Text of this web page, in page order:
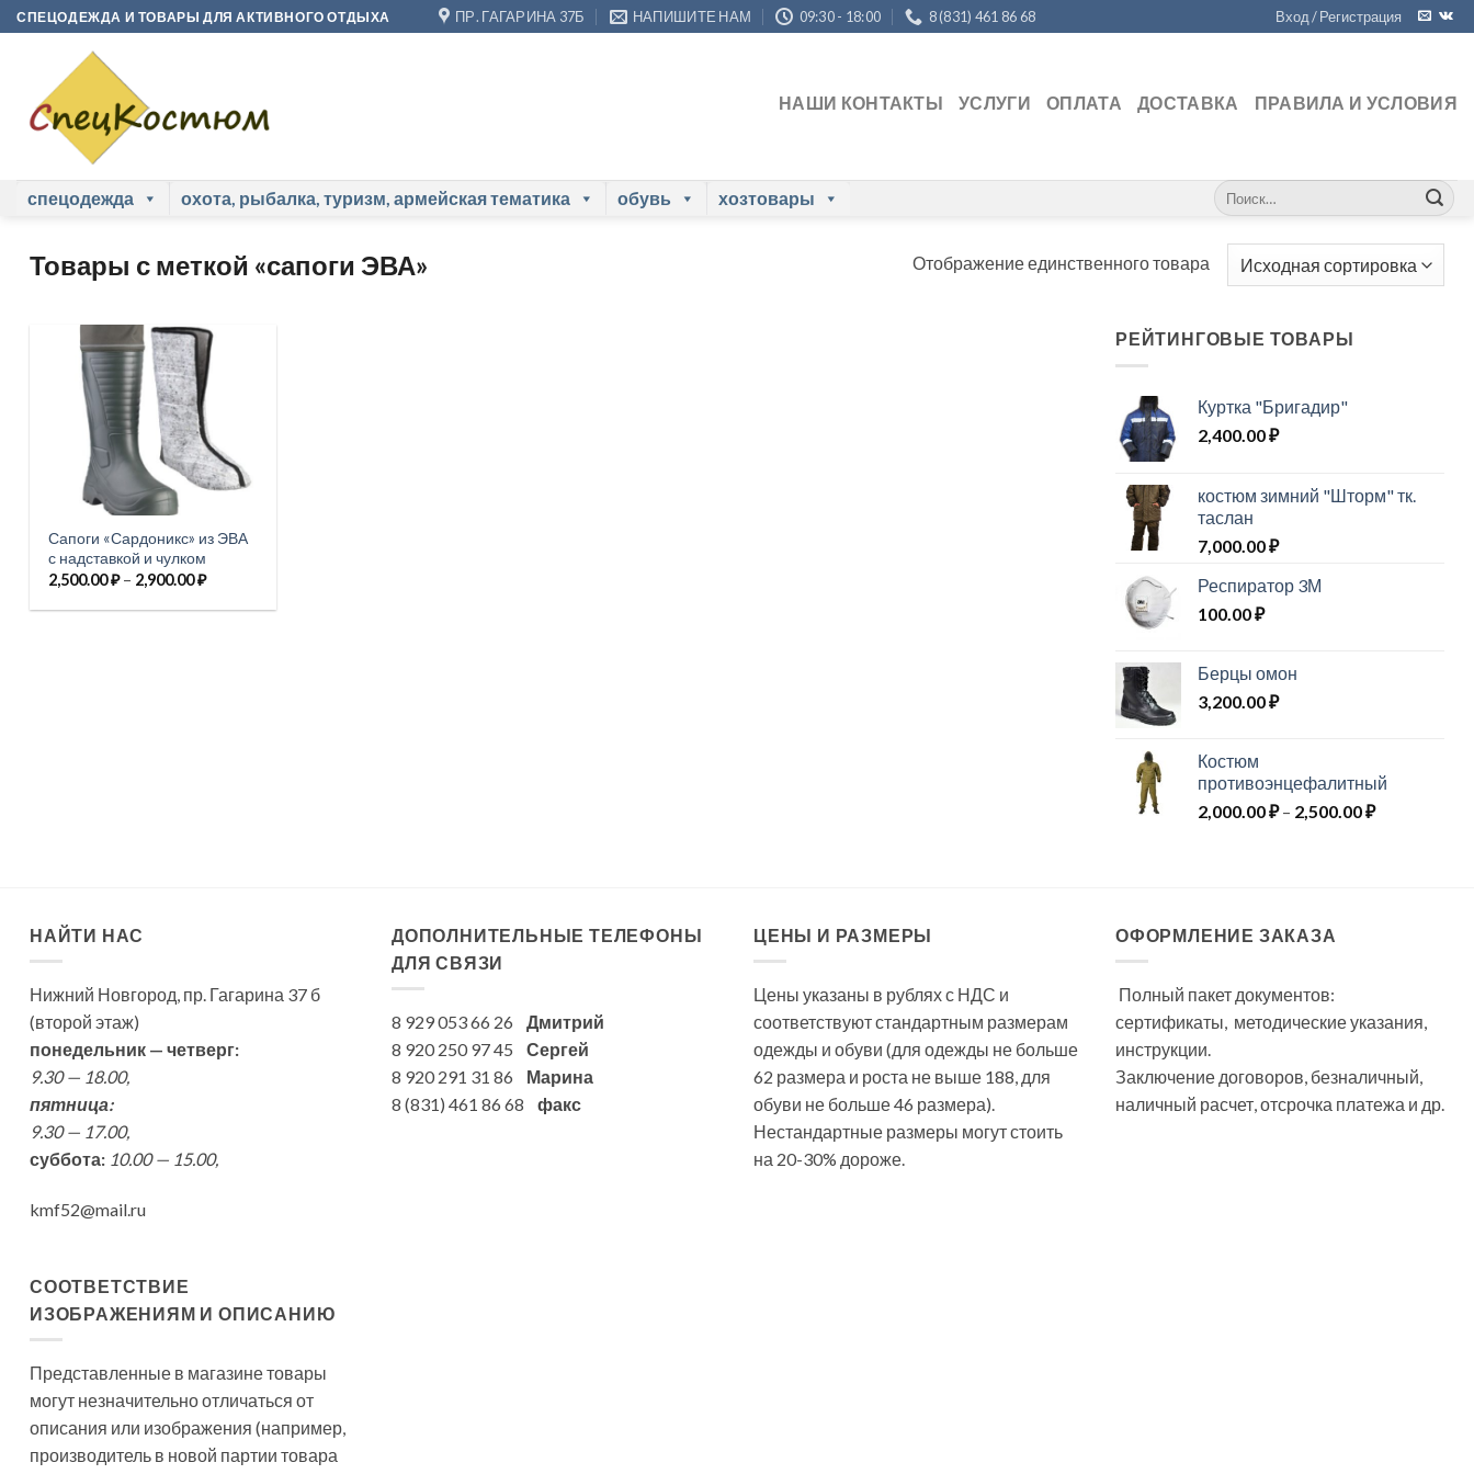
Skip
to
СПЕЦОДЕЖДА И ТОВАРЫ ДЛЯ АКТИВНОГО ОТДЫХА ПР. ГАГАРИНА 37Б НАПИШИТЕ НАМ 09:30 - 18:00 8 (831) 461 86 68 Вход / Регистрация
НАШИ КОНТАКТЫ УСЛУГИ ОПЛАТА ДОСТАВКА ПРАВИЛА И УСЛОВИЯ
спецодежда охота, рыбалка, туризм, армейская тематика обувь хозтовары Искать:
Товары с меткой «сапоги ЭВА» Отображение единственного товара
Сапоги «Сардоникс» из ЭВА
с надставкой и чулком
2,500.00₽ – 2,900.00₽Диапазон
2,500.00 ₽
РЕЙТИНГОВЫЕ ТОВАРЫ
Куртка "Бригадир"
2,400.00₽
костюм зимний "Шторм" тк.
таслан
7,000.00₽
Респиратор 3М
100.00₽
Берцы омон
3,200.00₽
Костюм
противоэнцефалитный
2,000.00₽ – 2,500.00₽Диапазон
НАЙТИ НАС
Нижний Новгород, пр. Гагарина 37 б
(второй этаж)
понедельник — четверг:
9.30 — 18.00,
пятница:
9.30 — 17.00,
суббота: 10.00 — 15.00,
kmf52@mail.ru
ДОПОЛНИТЕЛЬНЫЕ ТЕЛЕФОНЫ
ДЛЯ СВЯЗИ
8 929 053 66 26 Дмитрий
8 920 250 97 45 Сергей
8 920 291 31 86 Марина
8 (831) 461 86 68 факс
ЦЕНЫ И РАЗМЕРЫ
Цены указаны в рублях с НДС и
соответствуют стандартным размерам
одежды и обуви (для одежды не больше
62 размера и роста не выше 188, для
обуви не больше 46 размера).
Нестандартные размеры могут стоить
на 20-30% дороже.
ОФОРМЛЕНИЕ ЗАКАЗА
Полный пакет документов:
сертификаты, методические указания,
инструкции.
Заключение договоров, безналичный,
наличный расчет, отсрочка платежа и др.
СООТВЕТСТВИЕ
ИЗОБРАЖЕНИЯМ И ОПИСАНИЮ
Представленные в магазине товары
могут незначительно отличаться от
описания или изображения (например,
производитель в новой партии товара